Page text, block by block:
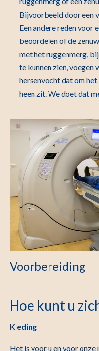
Bijvoorbeeld door een
Een andere reden voor
beoordelen of de
met het ruggenmerg,
te kunnen zien, voegen
hersenvocht dat om
heen zit. We doet dat
Voorbereiding
Hoe kunt u
Kleding
Het is voor u en voor